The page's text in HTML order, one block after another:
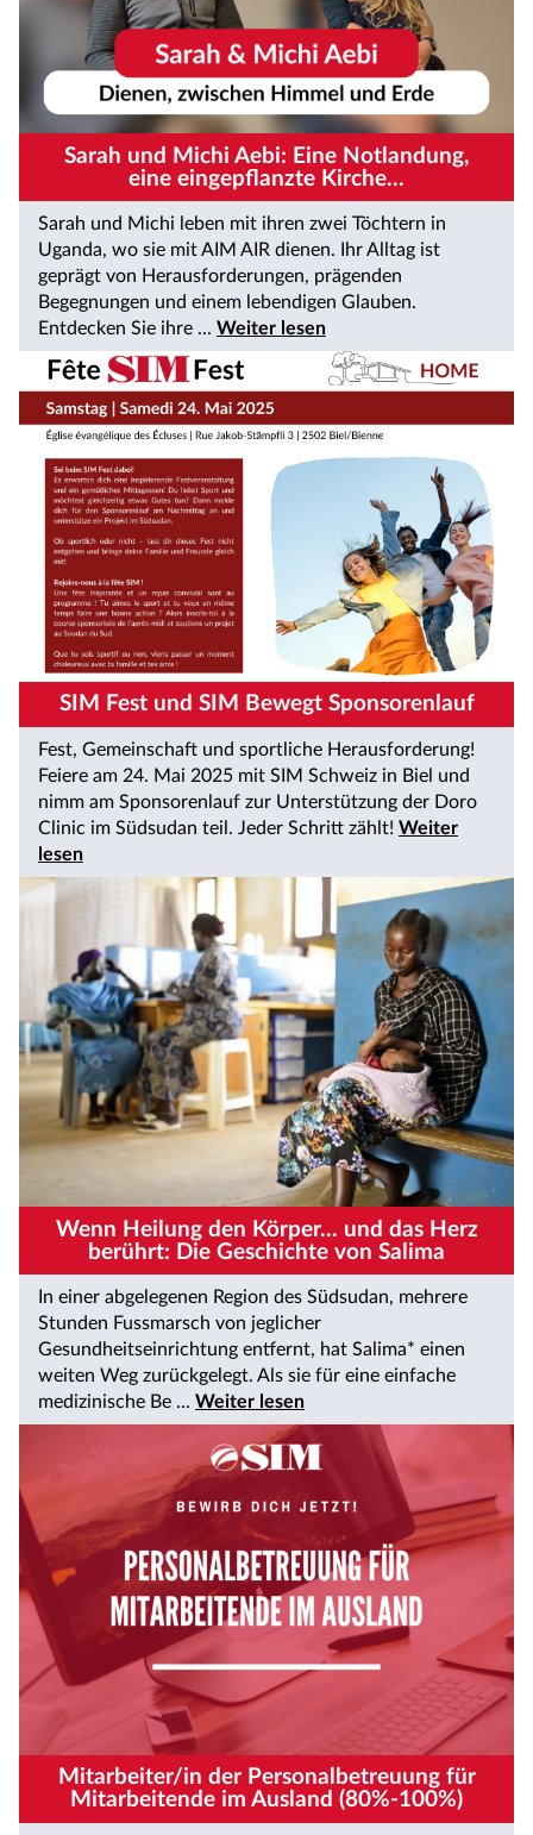
Sarah und Michi Aebi: Eine Notlandung,
eine eingepflanzte Kirche...
Sarah und Michi leben mit ihren zwei Töchtern in
Uganda, wo sie mit AIM AIR dienen. Ihr Alltag ist
geprägt von Herausforderungen, prägenden
Begegnungen und einem lebendigen Glauben.
Entdecken Sie ihre ... Weiter lesen
SIM Fest und SIM Bewegt Sponsorenlauf
Fest, Gemeinschaft und sportliche Herausforderung!
Feiere am 24. Mai 2025 mit SIM Schweiz in Biel und
nimm am Sponsorenlauf zur Unterstützung der Doro
Clinic im Südsudan teil. Jeder Schritt zählt! Weiter
lesen
Wenn Heilung den Körper... und das Herz
berührt: Die Geschichte von Salima
In einer abgelegenen Region des Südsudan, mehrere
Stunden Fussmarsch von jeglicher
Gesundheitseinrichtung entfernt, hat Salima* einen
weiten Weg zurückgelegt. Als sie für eine einfache
medizinische Be ... Weiter lesen
Mitarbeiter/in der Personalbetreuung für
Mitarbeitende im Ausland (80%-100%)